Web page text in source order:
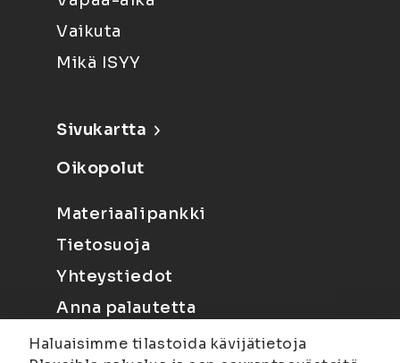
Vaikuta
Mikä ISYY
Sivukartta
Oikopolut
Materiaalipankki
Tietosuoja
Yhteystiedot
Anna palautetta
Haluaisimme tilastoida kävijätietoja